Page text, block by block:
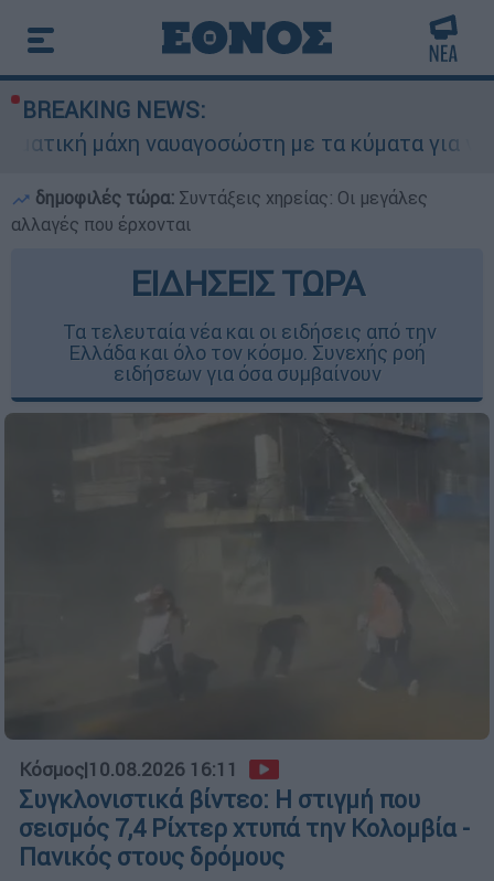
BREAKING NEWS:
ναυαγοσώστη με τα κύματα για να σώσει
δημοφιλές τώρα: Συντάξεις χηρείας: Οι μεγάλες
αλλαγές που έρχονται
ΕΙΔΗΣΕΙΣ ΤΩΡΑ
Τα τελευταία νέα και οι ειδήσεις από την
Ελλάδα και όλο τον κόσμο. Συνεχής ροή
ειδήσεων για όσα συμβαίνουν
Κόσμος|10.08.2026 16:11
Συγκλονιστικά βίντεο: Η στιγμή που
σεισμός 7,4 Ρίχτερ χτυπά την Κολομβία -
Πανικός στους δρόμους